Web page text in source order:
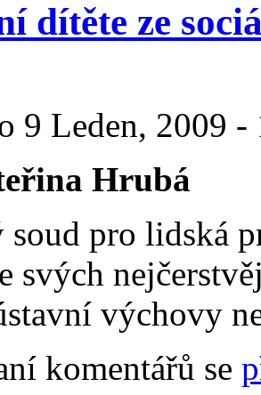
dítěte ze
9 Leden, 2009
Hrubá
pro lidská
svých
výchovy
komentářů se